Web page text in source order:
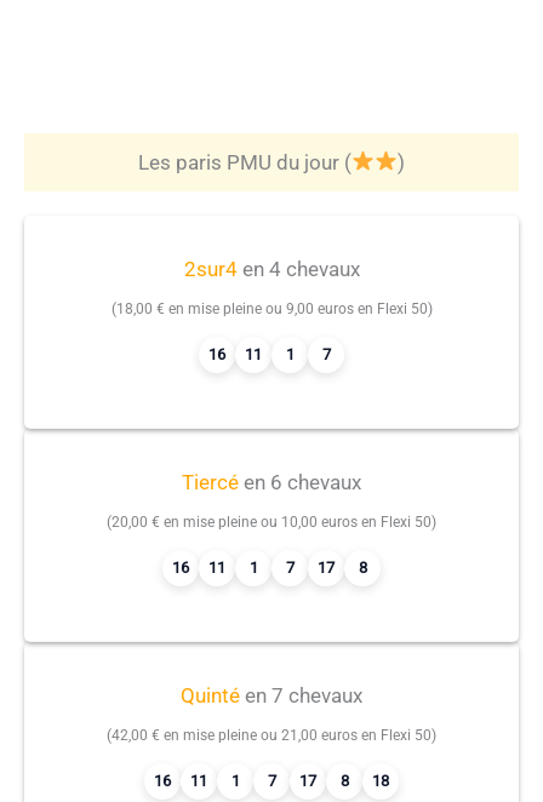
Les paris PMU du jour ( )
2sur4en 4 chevaux
(18,00 € en mise pleine ou 9,00 euros en Flexi 50)
16 11 1 7
Tiercé en 6 chevaux
(20,00 € en mise pleine ou 10,00 euros en Flexi 50)
16 11 1 7 17 8
Quinté en 7 chevaux
(42,00 € en mise pleine ou 21,00 euros en Flexi 50)
16 11 1 7 17 8 18